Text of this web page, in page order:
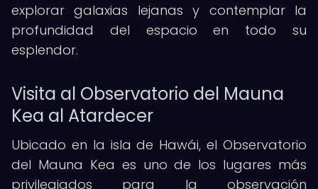
explorar galaxias lejanas y contemplar la
profundidad del espacio en todo su
esplendor.
Visita al Observatorio del Mauna
Kea al Atardecer
Ubicado en la isla de Hawái, el Observatorio
del Mauna Kea es uno de los lugares más
privilegiados para la observación